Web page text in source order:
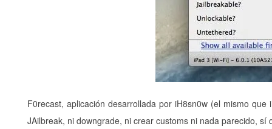
F0recast, aplicación desarrollada por iH8sn0w (el mismo
JAilbreak, ni downgrade, ni crear customs ni nada parecido,